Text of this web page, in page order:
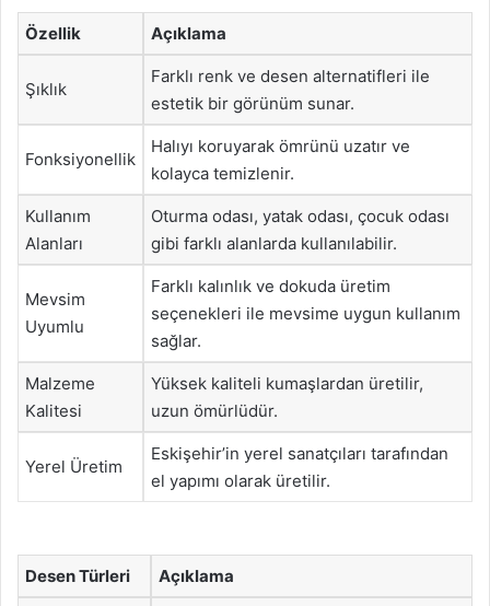
Özellik Açıklama
Şıklık
Farklı renk ve desen alternatifleri ile
estetik bir görünüm sunar.
Fonksiyonellik
Halıyı koruyarak ömrünü uzatır ve
kolayca temizlenir.
Kullanım
Alanları
Oturma odası, yatak odası, çocuk odası
gibi farklı alanlarda kullanılabilir.
Mevsim
Uyumlu
Farklı kalınlık ve dokuda üretim
seçenekleri ile mevsime uygun kullanım
sağlar.
Malzeme
Kalitesi
Yüksek kaliteli kumaşlardan üretilir,
uzun ömürlüdür.
Yerel Üretim
Eskişehir’in yerel sanatçıları tarafından
el yapımı olarak üretilir.
Desen Türleri Açıklama